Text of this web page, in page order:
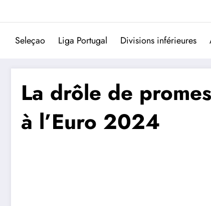
Seleçao Liga Portugal Divisions inférieures
La drôle de
à l’Euro 2024